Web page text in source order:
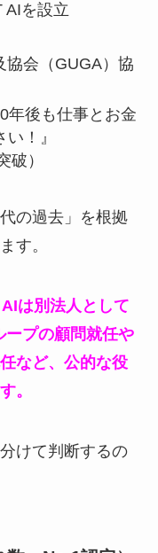
AIを設立
協会（GUGA）協
年後も仕事とお金
！』
破）
の過去」を根拠
す。
は別法人として
ープの顧問就任や
など、公的な役
。
けて判断するの